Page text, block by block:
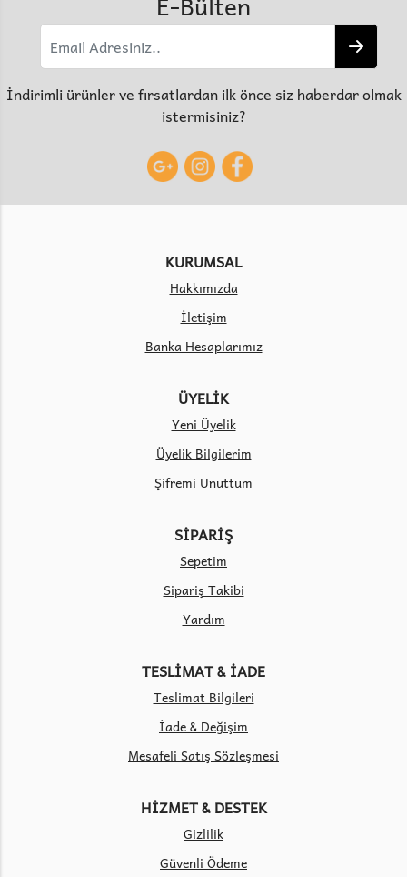
İndirimli ürünler ve fırsatlardan ilk önce siz haberdar olmak
istermisiniz?
KURUMSAL
Hakkımızda
İletişim
Banka Hesaplarımız
ÜYELİK
Yeni Üyelik
Üyelik Bilgilerim
Şifremi Unuttum
SİPARİŞ
Sepetim
Sipariş Takibi
Yardım
TESLİMAT & İADE
Teslimat Bilgileri
İade & Değişim
Mesafeli Satış Sözleşmesi
HİZMET & DESTEK
Gizlilik
Güvenli Ödeme